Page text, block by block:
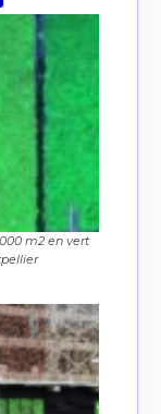
m2 en vert